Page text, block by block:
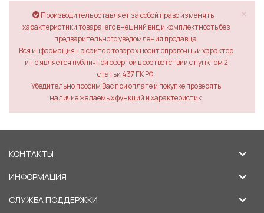
×
Производитель оставляет за собой право изменять
характеристики товара, его внешний вид и комплектность без
предварительного уведомления продавца.
Вся информация на сайте о товарах носит справочный характер
и не является публичной офертой в соответствии с пунктом 2
статьи 437 ГК РФ.
Убедительно просим Вас при оплате и покупке проверять
наличие желаемых функций и характеристик.
КОНТАКТЫ
ИНФОРМАЦИЯ
СЛУЖБА ПОДДЕРЖКИ